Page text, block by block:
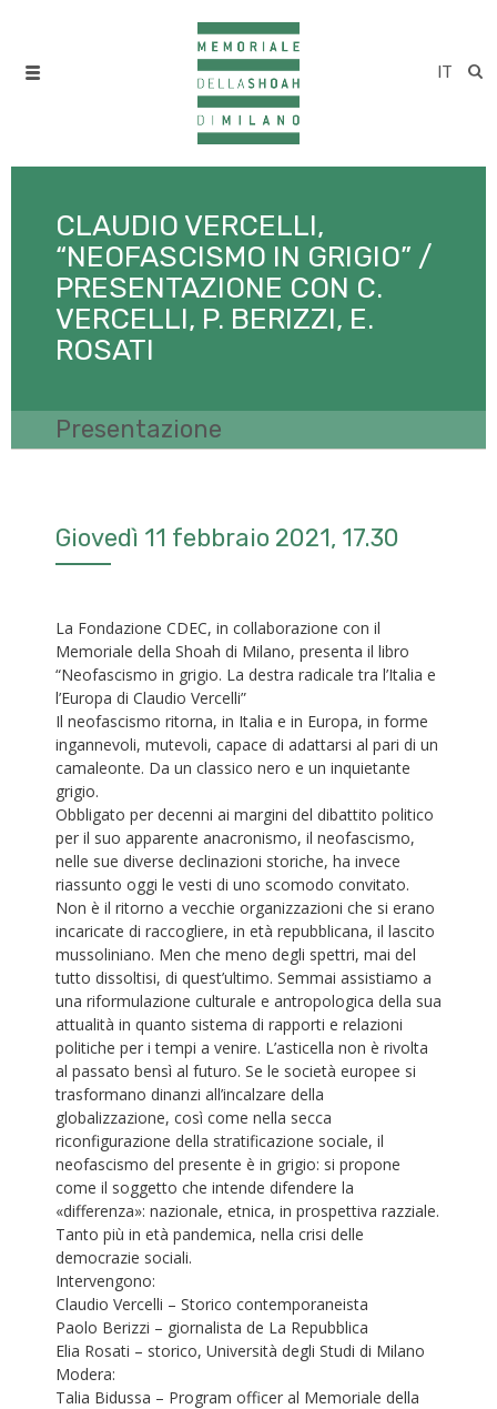
IT
CLAUDIO VERCELLI,
“NEOFASCISMO IN GRIGIO” /
PRESENTAZIONE CON C.
VERCELLI, P. BERIZZI, E.
ROSATI
Presentazione
Giovedì 11 febbraio 2021, 17.30
La Fondazione CDEC, in collaborazione con il
Memoriale della Shoah di Milano, presenta il libro
“Neofascismo in grigio. La destra radicale tra l’Italia e
l’Europa di Claudio Vercelli”
Il neofascismo ritorna, in Italia e in Europa, in forme
ingannevoli, mutevoli, capace di adattarsi al pari di un
camaleonte. Da un classico nero e un inquietante
grigio.
Obbligato per decenni ai margini del dibattito politico
per il suo apparente anacronismo, il neofascismo,
nelle sue diverse declinazioni storiche, ha invece
riassunto oggi le vesti di uno scomodo convitato.
Non è il ritorno a vecchie organizzazioni che si erano
incaricate di raccogliere, in età repubblicana, il lascito
mussoliniano. Men che meno degli spettri, mai del
tutto dissoltisi, di quest’ultimo. Semmai assistiamo a
una riformulazione culturale e antropologica della sua
attualità in quanto sistema di rapporti e relazioni
politiche per i tempi a venire. L’asticella non è rivolta
al passato bensì al futuro. Se le società europee si
trasformano dinanzi all’incalzare della
globalizzazione, così come nella secca
riconfigurazione della stratificazione sociale, il
neofascismo del presente è in grigio: si propone
come il soggetto che intende difendere la
«differenza»: nazionale, etnica, in prospettiva razziale.
Tanto più in età pandemica, nella crisi delle
democrazie sociali.
Intervengono:
Claudio Vercelli – Storico contemporaneista
Paolo Berizzi – giornalista de La Repubblica
Elia Rosati – storico, Università degli Studi di Milano
Modera:
Talia Bidussa – Program officer al Memoriale della